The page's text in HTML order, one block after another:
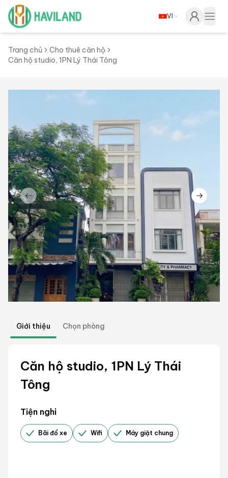
Haviland
VI
Trang chủ
Cho thuê căn hộ
Căn hộ studio, 1PN Lý Thái Tông
Previous slide Next
Giới thiệu Chọn phòng
Căn hộ studio, 1PN Lý Thái
Tông
Tiện nghi
Bãi đổ xe Wifi Máy giặt chung